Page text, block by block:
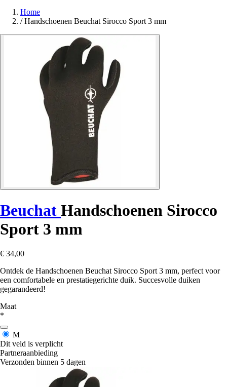
Home
/ Handschoenen Beuchat Sirocco Sport 3 mm
Beuchat Handschoenen Sirocco
Sport 3 mm
€ 34,00
Ontdek de Handschoenen Beuchat Sirocco Sport 3 mm, perfect voor
een comfortabele en prestatiegerichte duik. Succesvolle duiken
gegarandeerd!
Maat
*
M
Dit veld is verplicht
Partneraanbieding
Verzonden binnen 5 dagen